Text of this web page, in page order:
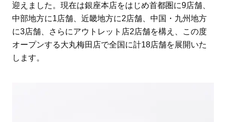
迎えました。現在は銀座本店をはじめ首都圏に9店舗、
中部地方に1店舗、近畿地方に2店舗、中国・九州地方
に3店舗、さらにアウトレット店2店舗を構え、この度
オープンする大丸梅田店で全国に計18店舗を展開いた
します。